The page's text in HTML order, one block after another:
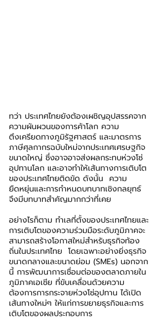
ทว่า ประเทศไทยยังต้องเผชิญอุปสรรคจาก
ความผันผวนของการค้าโลก ความ
ตึงเครียดทางภูมิรัฐศาสตร์ และมาตรการ
ภาษีศุลกากรฉบับใหม่จากประเทศเศรษฐกิจ
ขนาดใหญ่ ซึ่งอาจอาจส่งผลกระทบห่วงโซ่
อุปทานโลก และอาจทำให้เส้นทางการเติบโต
ของประเทศไทยติดขัด ดังนั้น  ความ
ยืดหยุ่นและการกำหนดบทบาทเชิงกลยุทธ์
จึงมีบทบาทสำคัญมากกว่าที่เคย
อย่างไรก็ตาม ทำเลที่ตั้งของประเทศไทยและ
การเติบโตของความร่วมมือระดับภูมิภาคจะ
สามารถสร้างโอกาสใหม่สำหรับธุรกิจท้อง
ถิ่นในประเทศไทย  โดยเฉพาะอย่างยิ่งธุรกิจ
ขนาดกลางและขนาดย่อม (SMEs) นอกจาก
นี้ การพัฒนาการเชื่อมต่อของตลาดภายใน
ภูมิภาคเอเชีย ที่ขับเคลื่อนด้วยความ
ต้องการการกระจายห่วงโซ่อุปทาน ได้เปิด
เส้นทางใหม่ๆ ให้แก่การขยายธุรกิจและการ
เติบโตของผลประกอบการ